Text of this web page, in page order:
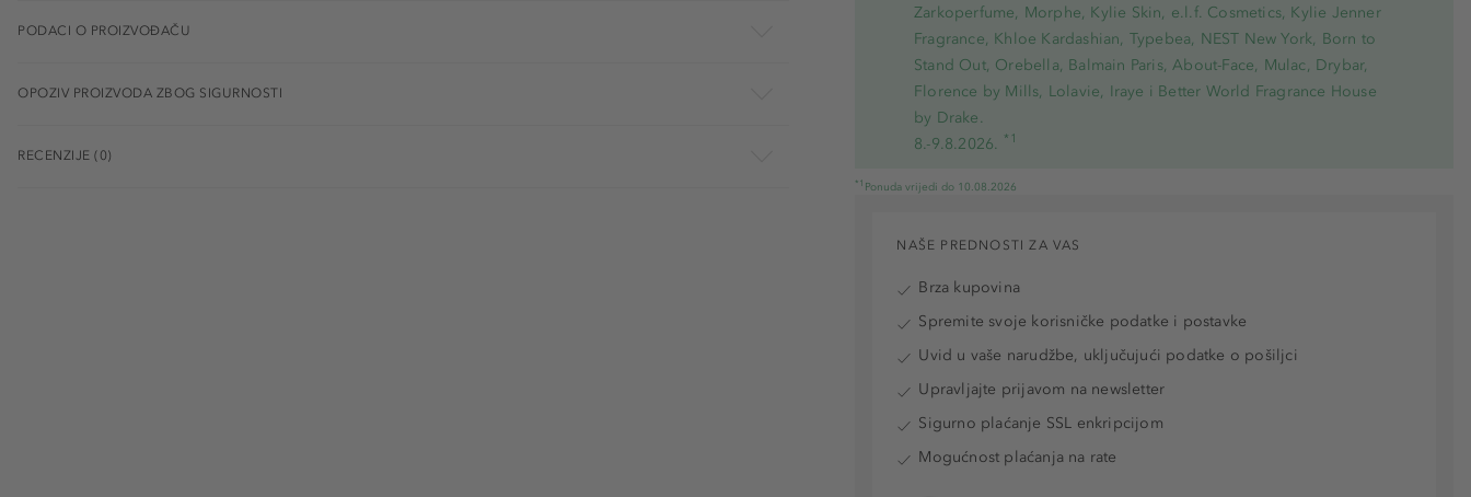
Zarkoperfume, Morphe, Kylie Skin, e.l.f. Cosmetics, Kylie Jenner
Fragrance, Khloe Kardashian, Typebea, NEST New York, Born to
Stand Out, Orebella, Balmain Paris, About-Face, Mulac, Drybar,
Florence by Mills, Lolavie, Iraye i Better World Fragrance House
by Drake.
8.-9.8.2026. *1
*1 Ponuda vrijedi do 10.08.2026
PODACI O PROIZVOĐAČU
OPOZIV PROIZVODA ZBOG SIGURNOSTI
RECENZIJE (0)
NAŠE PREDNOSTI ZA VAS
Brza kupovina
Spremite svoje korisničke podatke i postavke
Uvid u vaše narudžbe, uključujući podatke o pošiljci
Upravljajte prijavom na newsletter
Sigurno plaćanje SSL enkripcijom
Mogućnost plaćanja na rate